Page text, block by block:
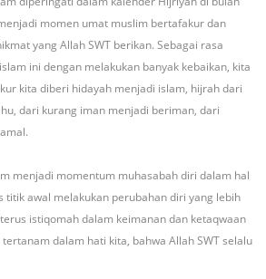
momen umat muslim bertafakur dan
yang Allah SWT berikan. Sebagai rasa
ini dengan melakukan banyak kebaikan, kita
kita diberi hidayah menjadi islam, hijrah dari
dari kurang iman menjadi beriman, dari
menjadi momentum muhasabah diri dalam hal
titik awal melakukan perubahan diri yang lebih
istiqomah dalam keimanan dan ketaqwaan
tertanam dalam hati kita, bahwa Allah SWT selalu